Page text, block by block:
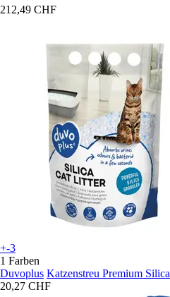
212,49 CHF
+-3
1 Farben
Duvoplus Katzenstreu Premium Silica
20,27 CHF